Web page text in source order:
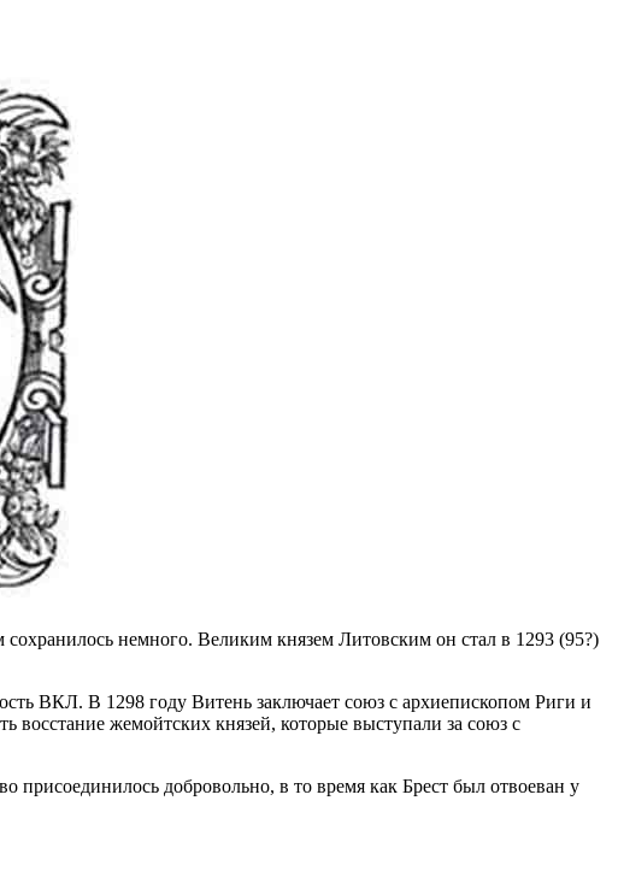
сохранилось немного. Великим князем Литовским он стал в 1293 (95?)
ВКЛ. В 1298 году Витень заключает союз с архиепископом Риги и
восстание жемойтских князей, которые выступали за союз с
добровольно, в то время как Брест был отвоеван у